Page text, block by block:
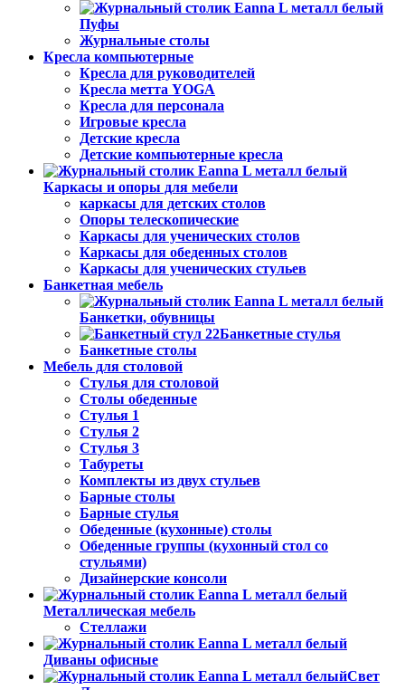
Пуфы
Журнальные столы
Кресла компьютерные
Кресла для руководителей
Кресла метта YOGA
Кресла для персонала
Игровые кресла
Детские кресла
Детские компьютерные кресла
Каркасы и опоры для мебели
каркасы для детских столов
Опоры телескопические
Каркасы для ученических столов
Каркасы для обеденных столов
Каркасы для ученических стульев
Банкетная мебель
Банкетки, обувницы
Банкетные стулья
Банкетные столы
Мебель для столовой
Стулья для столовой
Столы обеденные
Стулья 1
Стулья 2
Стулья 3
Табуреты
Комплекты из двух стульев
Барные столы
Барные стулья
Обеденные (кухонные) столы
Обеденные группы (кухонный стол со
стульями)
Дизайнерские консоли
Металлическая мебель
Стеллажи
Диваны офисные
Свет